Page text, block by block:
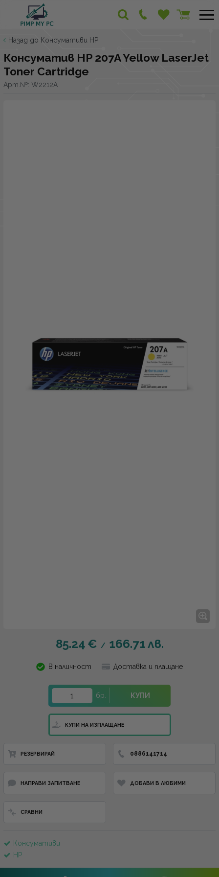
Назад до Консумативи HP
Консуматив HP 207A Yellow LaserJet
Toner Cartridge
Арт.№: W2212A
85.24 € / 166.71лв.
В наличност Доставка и плащане
бр. КУПИ
КУПИ НА ИЗПЛАЩАНЕ
РЕЗЕРВИРАЙ 0886141714
НАПРАВИ ЗАПИТВАНЕ ДОБАВИ В ЛЮБИМИ
СРАВНИ
Консумативи
HP